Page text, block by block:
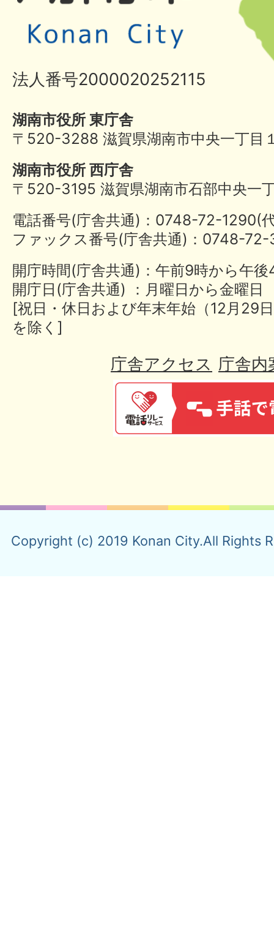
法人番号2000020252115
湖南市役所 東庁舎
〒520-3288 滋賀県湖南市中央一丁目
湖南市役所 西庁舎
〒520-3195 滋賀県湖南市石部中央一
電話番号(庁舎共通)：0748-72-
ファックス番号(庁舎共通)：0748-
開庁時間(庁舎共通)：午前9時から午
開庁日(庁舎共通) ：月曜日から金曜日
[祝日・休日および年末年始（12月29
を除く]
庁舎アクセス 庁舎内
Copyright (c) 2019 Konan City.All Rights